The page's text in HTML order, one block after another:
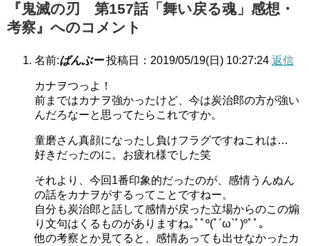
『鬼滅の刃 第157話「舞い戻る魂」感想・
考察』へのコメント
名前:ばんぶー 投稿日：2019/05/19(日) 10:27:24 返信
カナヲつっよ！
前まではカナヲ強かったけど、今は炭治郎の方が強い
んだろなーと思ってたらこれですか。
童磨さん真顔になったし負けフラグですねこれは…
好きだったのに。お疲れ様でした笑
それより、今回1番印象的だったのが、感情うんぬん
の話をカナヲがするってことですねー。
自分も炭治郎と話して感情が戻った立場からのこの煽
り文句はくるものがありますね｡ﾟﾟº(ﾟ´ω`ﾟ)ºﾟﾟ。
他の考察とか見てると、感情あっても出せなかったカ